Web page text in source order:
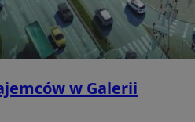
w Galerii